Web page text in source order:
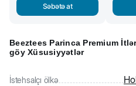
Səbətə at
Beeztees Parinca Premium
göy Xüsusiyyətlər
İstehsalçı ölkə